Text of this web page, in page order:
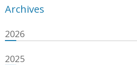
Archives
2026
2025